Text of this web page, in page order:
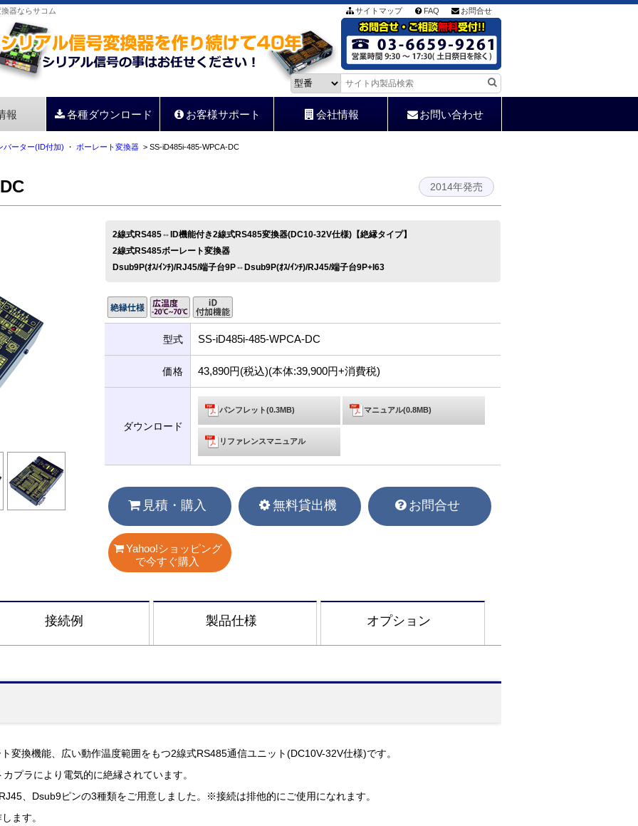
器ならサコム サイトマップ FAQ お問合せ
報 各種ダウンロード お客様サポート 会社情報 お問い合わせ
バーター(ID付加) ・ ボーレート変換器 > SS-iD485i-485-WPCA-DC
2014年発売
2線式RS485⇔ID機能付き2線式RS485変換器(DC10-32V仕様)【絶縁タイプ】
2線式RS485ボーレート変換器
Dsub9P(ｵｽ/ｲﾝﾁ)/RJ45/端子台9P⇔Dsub9P(ｵｽ/ｲﾝﾁ)/RJ45/端子台9P+I63
型式 SS-iD485i-485-WPCA-DC
価格 43,890円(税込)(本体:39,900円+消費税)
ダウンロード
パンフレット(0.3MB) マニュアル(0.8MB)
リファレンスマニュアル
見積・購入 無料貸出機 お問合せ
Yahoo!ショッピング
で今すぐ購入
接続例 製品仕様 オプション
変換機能、広い動作温度範囲をもつ2線式RS485通信ユニット(DC10V-32V仕様)です。
プラにより電気的に絶縁されています。
、Dsub9ピンの3種類をご用意しました。※接続は排他的にご使用になれます。
ます。